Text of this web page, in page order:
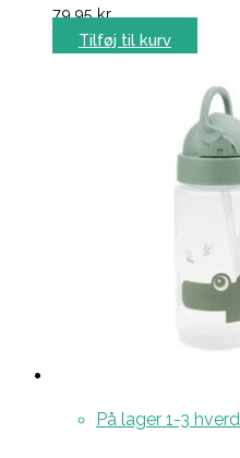
79,95kr.
Tilføj til kurv
På lager 1-3